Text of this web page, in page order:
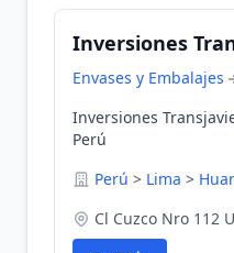
Inversiones
Envases y Embalajes
Inversiones
Perú
Perú > Lima >
Cl Cuzco Nro 112